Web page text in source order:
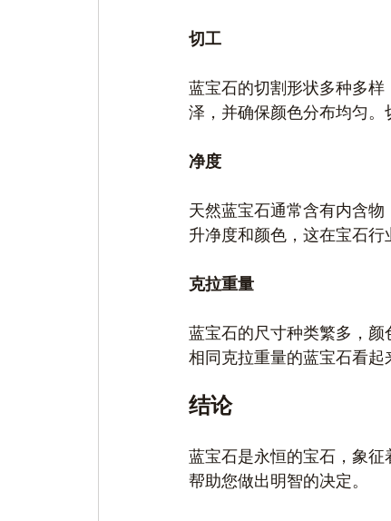
切工
蓝宝石的切割形状多种多
泽，并确保颜色分布均匀。
净度
天然蓝宝石通常含有内含
升净度和颜色，这在宝石行
克拉重量
蓝宝石的尺寸种类繁多，
相同克拉重量的蓝宝石看起
结论
蓝宝石是永恒的宝石，象
帮助您做出明智的决定。